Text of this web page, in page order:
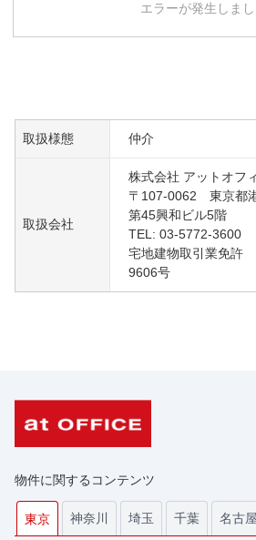
エラーが発生しまし
取扱様態 仲介
取扱会社
株式会社 アットオフ
〒107-0062 東京都
第45興和ビル5階
TEL: 03-5772-3600
宅地建物取引業免許
9606号
物件に関するコンテンツ
東京 神奈川 埼玉 千葉 名古屋